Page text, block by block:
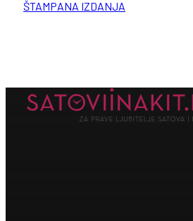
ŠTAMPANA IZDANJA